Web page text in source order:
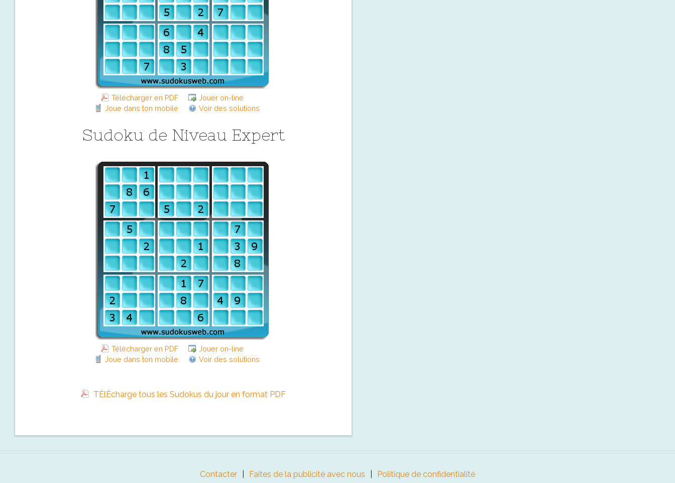
Télécharger en PDF
Jouer on-line
Joue dans ton mobile
Voir des solutions
Sudoku de Niveau Expert
Télécharger en PDF
Jouer on-line
Joue dans ton mobile
Voir des solutions
TÈlÈcharge tous les Sudokus du jour en format PDF
Contacter Faites de la publicité avec nous
Politique de confidentialité